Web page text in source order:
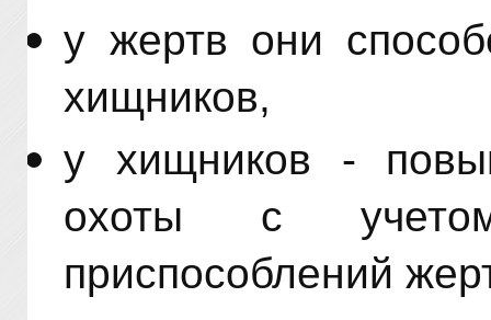
у жертв они
хищников,
у хищников -
охоты с учетом
приспособлений